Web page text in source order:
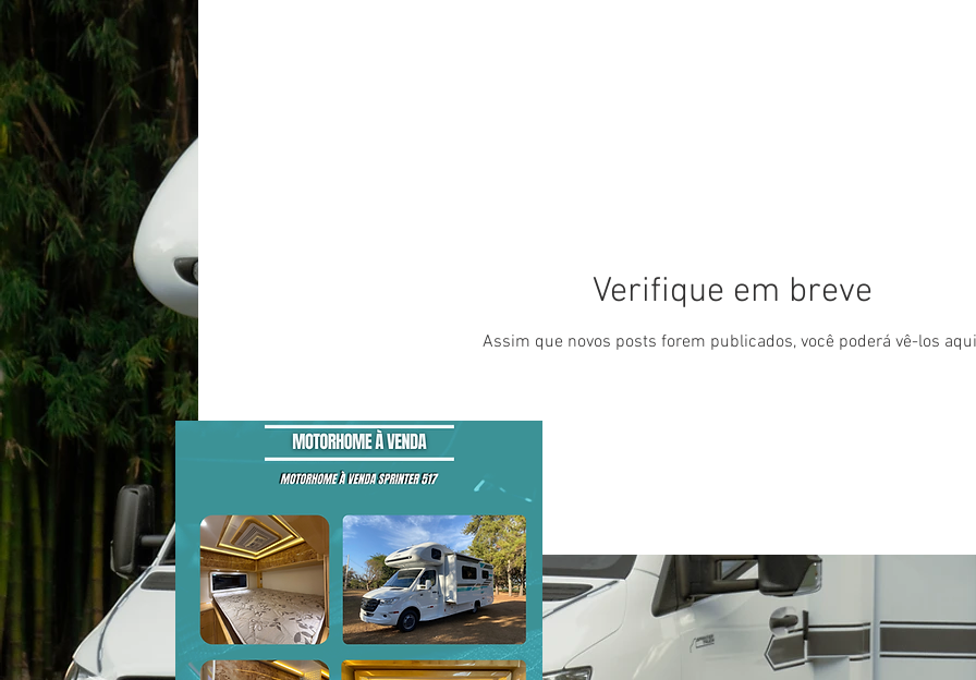
Verifique em breve
Assim que novos posts forem publicados, você poderá vê-los